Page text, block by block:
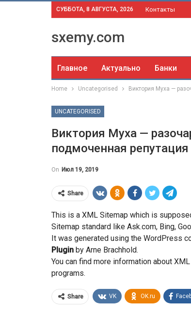
СУББОТА, 8 АВГУСТА, 2026 Контакты
sxemy.com
Главное Актуально Банки
Home Uncategorised Виктория Муха —
UNCATEGORISED
Виктория Муха —
подмоченная
On Июл 19, 2019
Share
This is a XML Sitemap which is
Sitemap standard like Ask.com, Bing,
It was generated using the WordPress
Plugin by Arne Brachhold.
You can find more information about
programs.
Share VK OK.ru